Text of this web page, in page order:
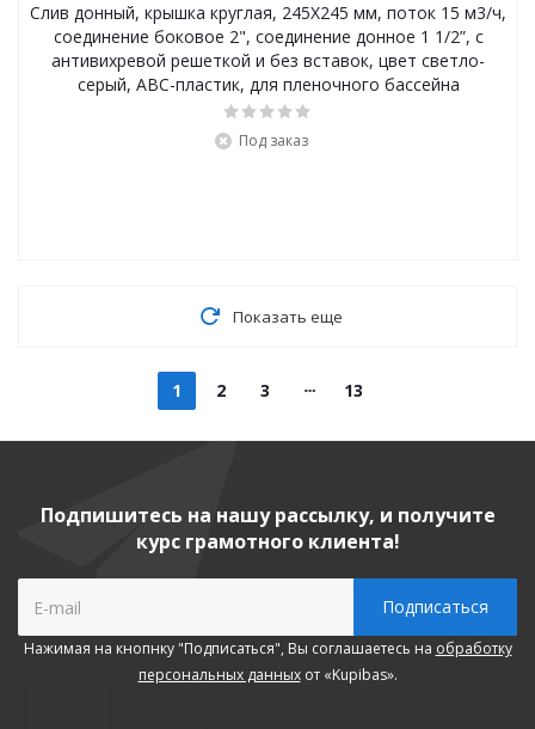
Слив донный, крышка круглая, 245Х245 мм, поток 15 м3/ч,
соединение боковое 2", соединение донное 1 1/2”, с
антивихревой решеткой и без вставок, цвет светло-
серый, ABC-пластик, для пленочного бассейна
Под заказ
Показать еще
1 2 3 13
Подпишитесь на нашу рассылку, и получите
курс грамотного клиента!
Нажимая на кнопнку "Подписаться", Вы соглашаетесь на обработку
персональных данныхот «Kupibas».